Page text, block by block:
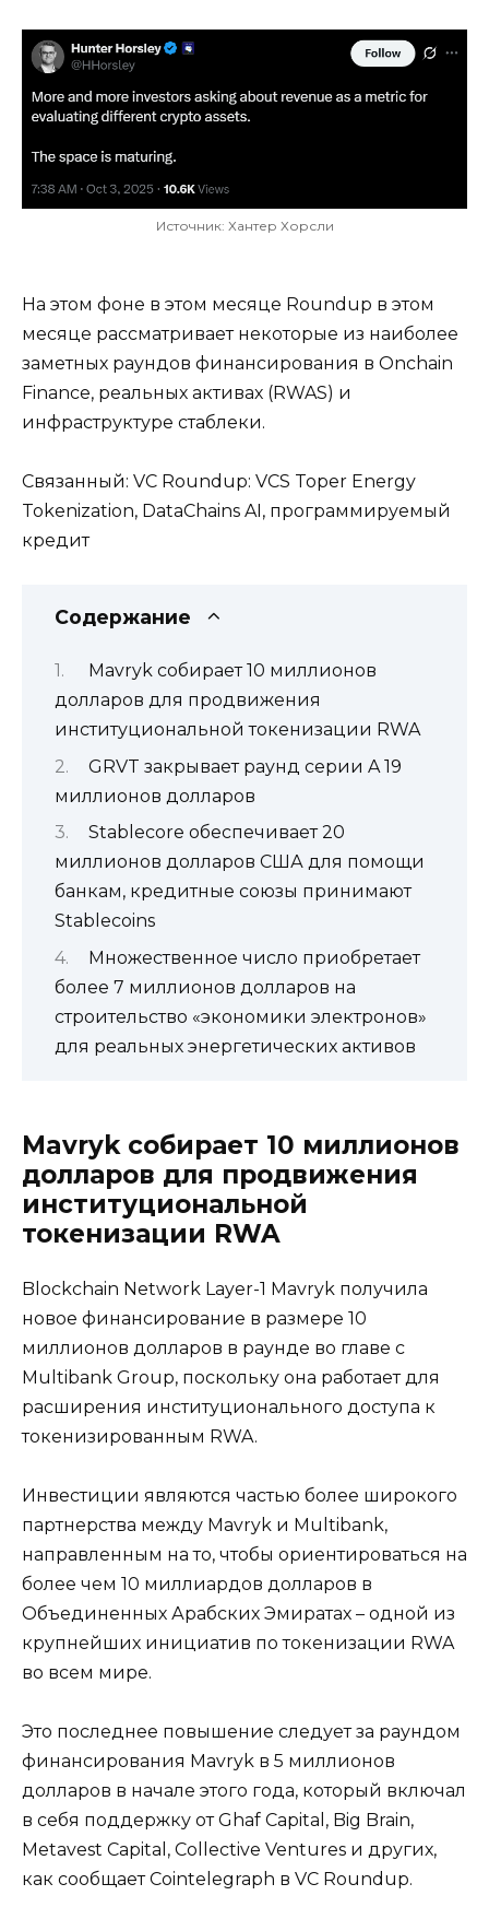
Источник: Хантер Хорсли
На этом фоне в этом месяце Roundup в этом
месяце рассматривает некоторые из наиболее
заметных раундов финансирования в Onchain
Finance, реальных активах (RWAS) и
инфраструктуре стаблеки.
Связанный: VC Roundup: VCS Toper Energy
Tokenization, DataChains AI, программируемый
кредит
Содержание
Mavryk собирает 10 миллионов
долларов для продвижения
институциональной токенизации RWA
GRVT закрывает раунд серии A 19
миллионов долларов
Stablecore обеспечивает 20
миллионов долларов США для помощи
банкам, кредитные союзы принимают
Stablecoins
Множественное число приобретает
более 7 миллионов долларов на
строительство «экономики электронов»
для реальных энергетических активов
Mavryk собирает 10 миллионов
долларов для продвижения
институциональной
токенизации RWA
Blockchain Network Layer-1 Mavryk получила
новое финансирование в размере 10
миллионов долларов в раунде во главе с
Multibank Group, поскольку она работает для
расширения институционального доступа к
токенизированным RWA.
Инвестиции являются частью более широкого
партнерства между Mavryk и Multibank,
направленным на то, чтобы ориентироваться на
более чем 10 миллиардов долларов в
Объединенных Арабских Эмиратах – одной из
крупнейших инициатив по токенизации RWA
во всем мире.
Это последнее повышение следует за раундом
финансирования Mavryk в 5 миллионов
долларов в начале этого года, который включал
в себя поддержку от Ghaf Capital, Big Brain,
Metavest Capital, Collective Ventures и других,
как сообщает Cointelegraph в VC Roundup.